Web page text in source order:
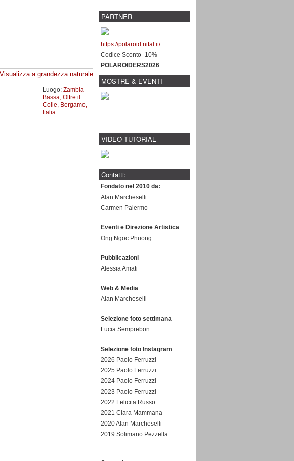
Visualizza a grandezza naturale
Luogo: Zambla
Bassa, Oltre il
Colle, Bergamo,
Italia
PARTNER
https://polaroid.nital.it/
Codice Sconto -10%
POLAROIDERS2026
MOSTRE & EVENTI
VIDEO TUTORIAL
Contatti:
Fondato nel 2010 da:
Alan Marcheselli
Carmen Palermo
Eventi e Direzione Artistica
Ong Ngoc Phuong
Pubblicazioni
Alessia Amati
Web & Media
Alan Marcheselli
Selezione foto settimana
Lucia Semprebon
Selezione foto Instagram
2026 Paolo Ferruzzi
2025 Paolo Ferruzzi
2024 Paolo Ferruzzi
2023 Paolo Ferruzzi
2022 Felicita Russo
2021 Clara Mammana
2020 Alan Marcheselli
2019 Solimano Pezzella